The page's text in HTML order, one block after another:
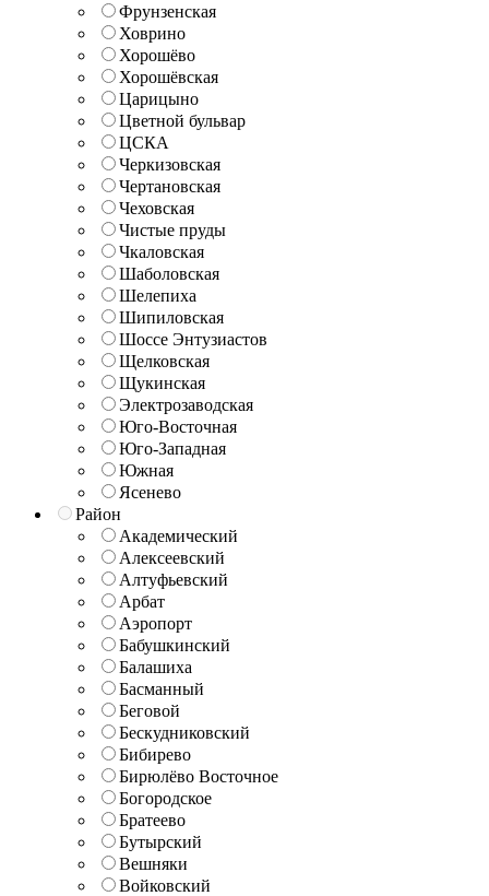
Фрунзенская
Ховрино
Хорошёво
Хорошёвская
Царицыно
Цветной бульвар
ЦСКА
Черкизовская
Чертановская
Чеховская
Чистые пруды
Чкаловская
Шаболовская
Шелепиха
Шипиловская
Шоссе Энтузиастов
Щелковская
Щукинская
Электрозаводская
Юго-Восточная
Юго-Западная
Южная
Ясенево
Район
Академический
Алексеевский
Алтуфьевский
Арбат
Аэропорт
Бабушкинский
Балашиха
Басманный
Беговой
Бескудниковский
Бибирево
Бирюлёво Восточное
Богородское
Братеево
Бутырский
Вешняки
Войковский